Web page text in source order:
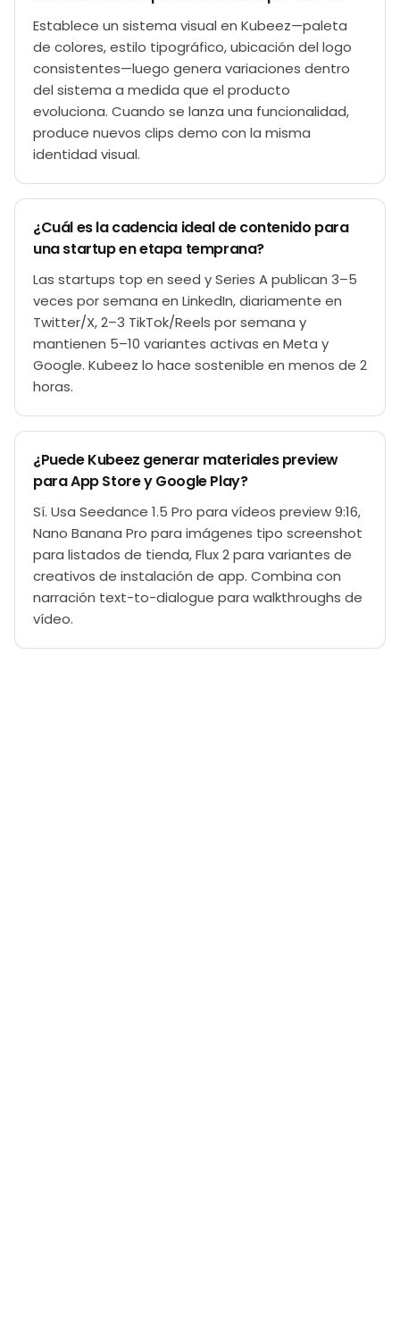
Establece un sistema visual en Kubeez—paleta
de colores, estilo tipográfico, ubicación del logo
consistentes—luego genera variaciones dentro
del sistema a medida que el producto
evoluciona. Cuando se lanza una funcionalidad,
produce nuevos clips demo con la misma
identidad visual.
¿Cuál es la cadencia ideal de contenido para
una startup en etapa temprana?
Las startups top en seed y Series A publican 3–5
veces por semana en LinkedIn, diariamente en
Twitter/X, 2–3 TikTok/Reels por semana y
mantienen 5–10 variantes activas en Meta y
Google. Kubeez lo hace sostenible en menos de 2
horas.
¿Puede Kubeez generar materiales preview
para App Store y Google Play?
Sí. Usa Seedance 1.5 Pro para vídeos preview 9:16,
Nano Banana Pro para imágenes tipo screenshot
para listados de tienda, Flux 2 para variantes de
creativos de instalación de app. Combina con
narración text-to-dialogue para walkthroughs de
vídeo.